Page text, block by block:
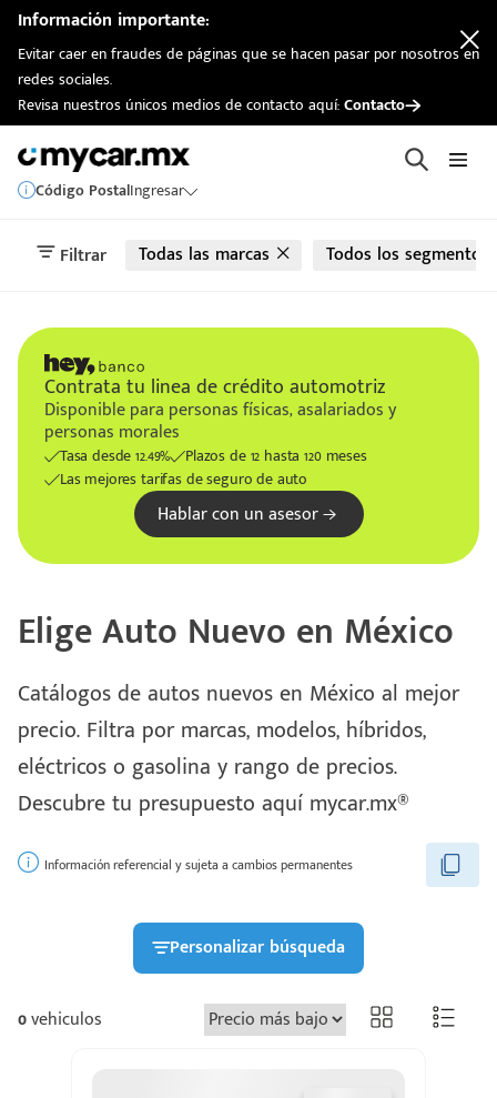
Información importante:
Evitar caer en fraudes de páginas que se hacen pasar por nosotros en
redes sociales.
Revisa nuestros únicos medios de contacto aquí:Contacto
Código PostalIngresar
Filtrar Todas las marcas Todos los segmentos
Contrata tu linea de crédito automotriz
Disponible para personas físicas, asalariados y
personas morales
Tasa desde 12.49%
Plazos de 12 hasta 120 meses
Las mejores tarifas de seguro de auto
Hablar con un asesor
Elige Auto Nuevo en México
Catálogos de autos nuevos en México al mejor
precio. Filtra por marcas, modelos, híbridos,
eléctricos o gasolina y rango de precios.
Descubre tu presupuesto aquí mycar.mx®
Información referencial y sujeta a cambios permanentes
Personalizar búsqueda
0vehiculos